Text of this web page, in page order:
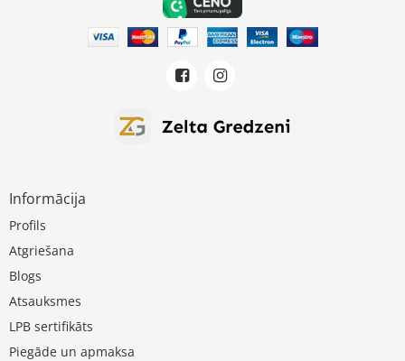
Informācija
Profils
Atgriešana
Blogs
Atsauksmes
LPB sertifikāts
Piegāde un apmaksa